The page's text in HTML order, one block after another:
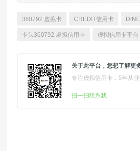
360792 虚拟卡 CREDIT信用卡
卡头360792 虚拟信用卡 虚拟信用卡平台
关于此平台，您想了解更
专注虚拟信用卡，5年从
扫一扫联系我